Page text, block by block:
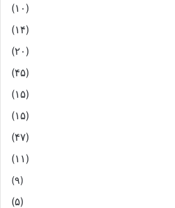
(۱۰)
(۱۴)
(۲۰)
(۴۵)
(۱۵)
(۱۵)
(۴۷)
(۱۱)
(۹)
(۵)